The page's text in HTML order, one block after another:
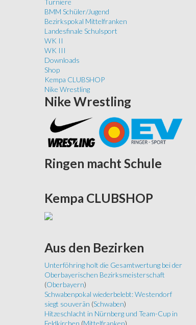
Turniere
BMM Schüler/Jugend
Bezirkspokal Mittelfranken
Landesfinale Schulsport
WK II
WK III
Downloads
Shop
Kempa CLUBSHOP
Nike Wrestling
Nike Wrestling
Ringen macht Schule
Kempa CLUBSHOP
Aus den Bezirken
Unterföhring holt die Gesamtwertung bei der
Oberbayerischen Bezirksmeisterschaft
(Oberbayern)
Schwabenpokal wiederbelebt: Westendorf
siegt souverän (Schwaben)
Hitzeschlacht in Nürnberg und Team-Cup in